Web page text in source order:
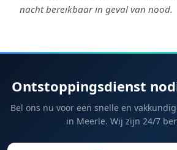
nacht bereikbaar in geval van nood.
Ontstoppingsdienst
Bel ons nu voor een snelle en
in Meerle. Wij zijn 24/7